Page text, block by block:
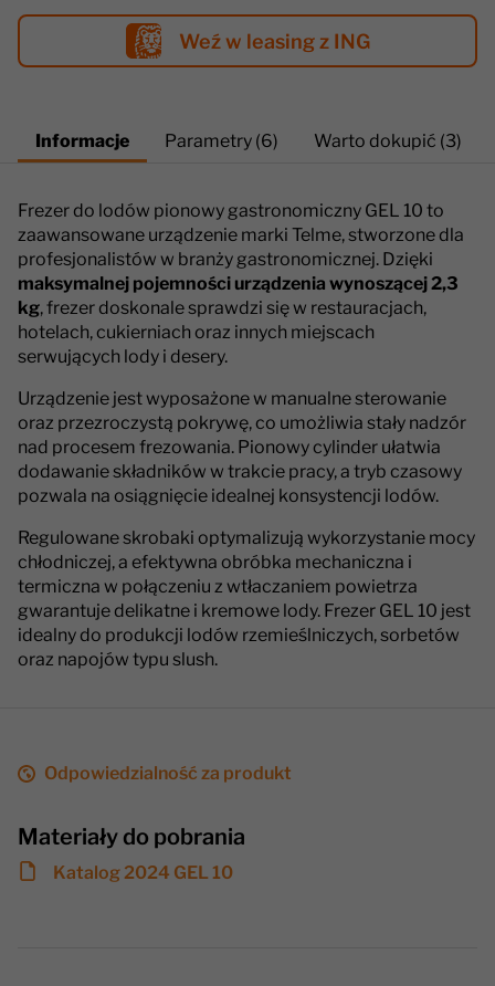
Weź w leasing z ING
Informacje Parametry (6) Warto dokupić (3)
Frezer do lodów pionowy gastronomiczny GEL 10 to
zaawansowane urządzenie marki Telme, stworzone dla
profesjonalistów w branży gastronomicznej. Dzięki
maksymalnej pojemności urządzenia wynoszącej 2,3
kg, frezer doskonale sprawdzi się w restauracjach,
hotelach, cukierniach oraz innych miejscach
serwujących lody i desery.
Urządzenie jest wyposażone w manualne sterowanie
oraz przezroczystą pokrywę, co umożliwia stały nadzór
nad procesem frezowania. Pionowy cylinder ułatwia
dodawanie składników w trakcie pracy, a tryb czasowy
pozwala na osiągnięcie idealnej konsystencji lodów.
Regulowane skrobaki optymalizują wykorzystanie mocy
chłodniczej, a efektywna obróbka mechaniczna i
termiczna w połączeniu z wtłaczaniem powietrza
gwarantuje delikatne i kremowe lody. Frezer GEL 10 jest
idealny do produkcji lodów rzemieślniczych, sorbetów
oraz napojów typu slush.
Odpowiedzialność za produkt
Materiały do pobrania
Katalog 2024 GEL 10